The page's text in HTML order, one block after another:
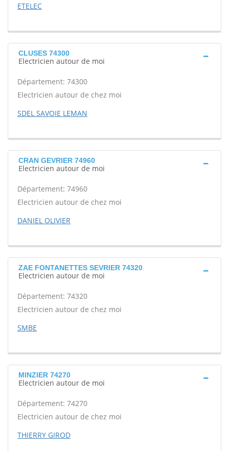
ETELEC
CLUSES 74300
Electricien autour de moi
Département: 74300
Electricien autour de chez moi
SDEL SAVOIE LEMAN
CRAN GEVRIER 74960
Electricien autour de moi
Département: 74960
Electricien autour de chez moi
DANIEL OLIVIER
ZAE FONTANETTES SEVRIER 74320
Electricien autour de moi
Département: 74320
Electricien autour de chez moi
SMBE
MINZIER 74270
Electricien autour de moi
Département: 74270
Electricien autour de chez moi
THIERRY GIROD